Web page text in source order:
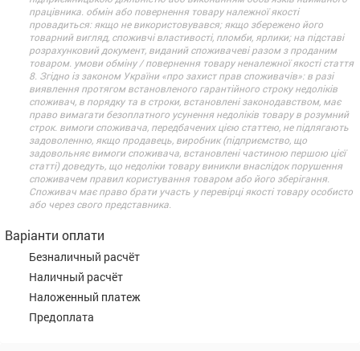
працівника. обмін або повернення товару належної якості
провадиться: якщо не використовувався; якщо збережено його
товарний вигляд, споживчі властивості, пломби, ярлики; на підставі
розрахунковий документ, виданий споживачеві разом з проданим
товаром. умови обміну / повернення товару неналежної якості стаття
8. Згідно із законом України «про захист прав споживачів»: в разі
виявлення протягом встановленого гарантійного строку недоліків
споживач, в порядку та в строки, встановлені законодавством, має
право вимагати безоплатного усунення недоліків товару в розумний
строк. вимоги споживача, передбачених цією статтею, не підлягають
задоволенню, якщо продавець, виробник (підприємство, що
задовольняє вимоги споживача, встановлені частиною першою цієї
статті) доведуть, що недоліки товару виникли внаслідок порушення
споживачем правил користування товаром або його зберігання.
Споживач має право брати участь у перевірці якості товару особисто
або через свого представника.
Варіанти оплати
Безналичный расчёт
Наличный расчёт
Наложенный платеж
Предоплата